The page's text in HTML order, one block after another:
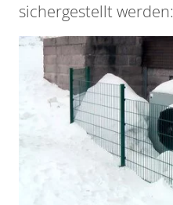
sichergestellt werden: